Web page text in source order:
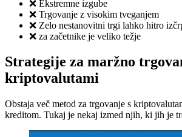
❌ Ekstremne izgube
❌ Trgovanje z visokim tveganjem
❌ Zelo nestanovitni trgi lahko hitro
❌ za začetnike je veliko težje
Strategije za maržno
kriptovalutami
Obstaja več metod za trgovanje s
kreditom. Tukaj je nekaj izmed njih, ki jih je